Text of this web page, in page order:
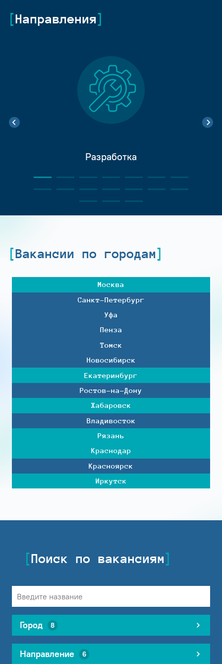
Направления
Разработка
Вакансии по городам
Москва
Санкт-Петербург
Уфа
Пенза
Томск
Новосибирск
Екатеринбург
Ростов-на-Дону
Хабаровск
Владивосток
Рязань
Краснодар
Красноярск
Иркутск
Поиск по вакансиям
Город 8
Направление 6